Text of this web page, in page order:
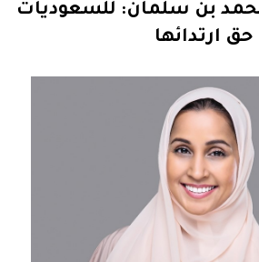
بن سلمان: للسعوديات
حق ارتدائها